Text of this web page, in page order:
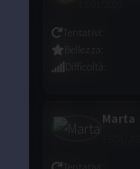
Tentativi :
Bellezza :
Difficoltà :
Marta